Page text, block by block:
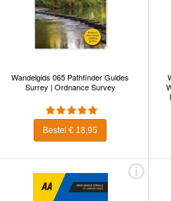
Wandelgids 065 Pathfinder Guides
Surrey | Ordnance Survey
Bestel € 18,95